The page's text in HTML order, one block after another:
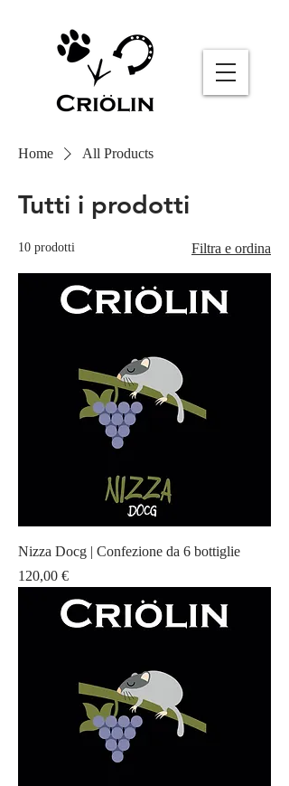
Home All Products
Tutti i prodotti
10 prodotti Filtra e ordina
Nizza Docg | Confezione da 6 bottiglie
Prezzo
120,00 €
Sommelier AI